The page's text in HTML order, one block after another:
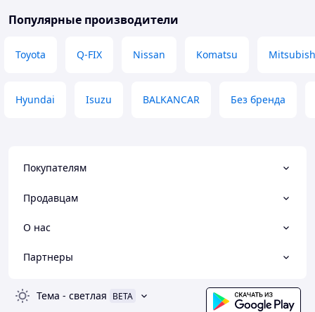
Популярные производители
Toyota Q-FIX Nissan Komatsu
Hyundai Isuzu BALKANCAR Без бренда
Покупателям
Продавцам
О нас
Партнеры
Тема - светлая BETA